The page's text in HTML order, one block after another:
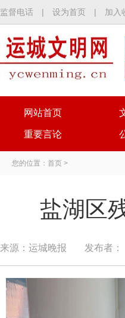
监督电话 | 设为首页 | 加入
网站首页
重要言论
您的位置： 首页 >
盐湖区
来源：运城晚报 发布者：